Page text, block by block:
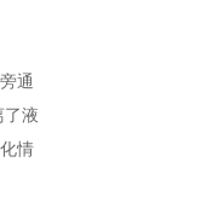
通
了液
情